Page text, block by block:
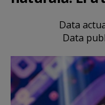
Data
Data